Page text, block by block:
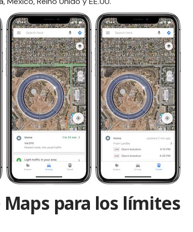
para los límites